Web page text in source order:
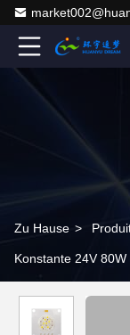
Zu Hause >
Konstante 24V